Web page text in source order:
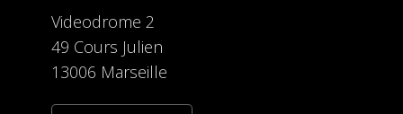
Videodrome 2
49 Cours Julien
13006 Marseille